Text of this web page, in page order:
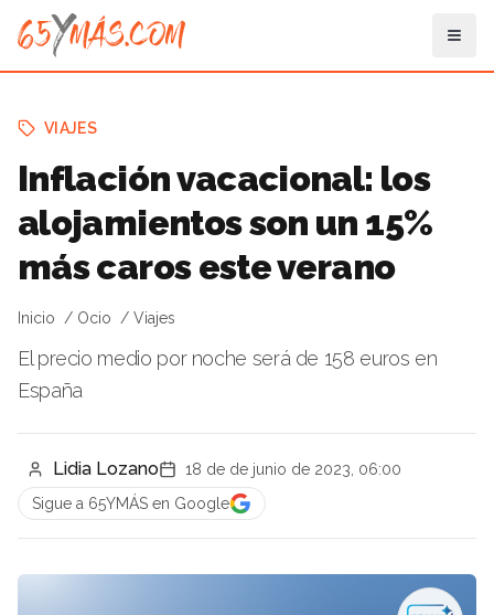
VIAJES
Inflación vacacional: los
alojamientos son un 15%
más caros este verano
Inicio Ocio Viajes
El precio medio por noche será de 158 euros en
España
Lidia Lozano
18 de de junio de 2023, 06:00
Sigue a 65YMÁS en Google